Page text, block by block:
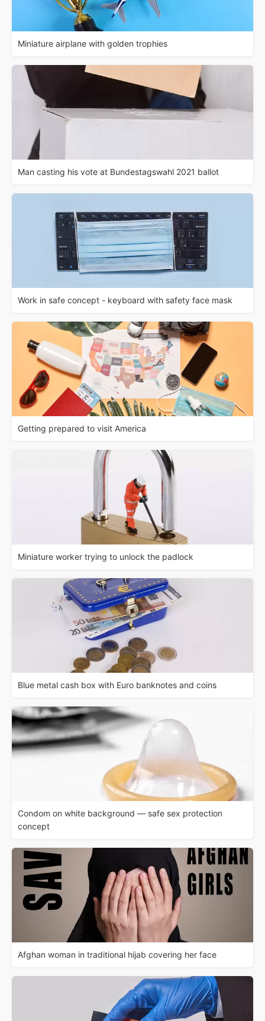
Miniature airplane with golden trophies
Man casting his vote at Bundestagswahl 2021 ballot
Work in safe concept - keyboard with safety face mask
Getting prepared to visit America
Miniature worker trying to unlock the padlock
Blue metal cash box with Euro banknotes and coins
Condom on white background — safe sex protection
concept
Afghan woman in traditional hijab covering her face